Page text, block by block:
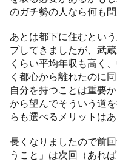
のガチ勢の人なら何も
あとは都下に住むとい
プしてきましたが、武
くらい平均年収も高く
く都心から離れたのに
自分を持つことは重要
から望んでそういう道
らも選べるメリットはあ
長くなりましたので前
うこと」は次回（あれ